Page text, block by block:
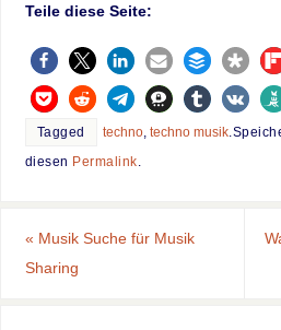
Teile diese Seite:
Tagged techno, techno musik.
diesen Permalink.
« Musik Suche für Musik
Sharing